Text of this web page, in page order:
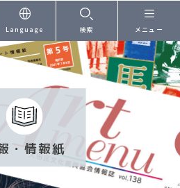
本文へ
Language 検索 メニュー
・情報紙